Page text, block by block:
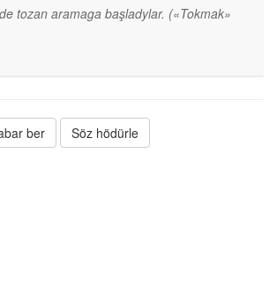
tozan aramaga başladylar. («Tokmak»
ber Söz hödürle